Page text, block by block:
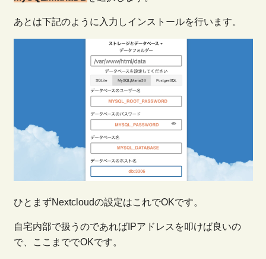
あとは下記のように入力しインストールを行います。
ひとまずNextcloudの設定はこれでOKです。
自宅内部で扱うのであればIPアドレスを叩けば良いの
で、ここまででOKです。